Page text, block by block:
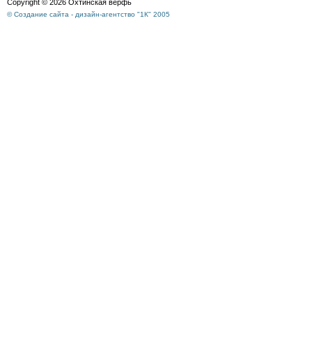
Copyright © 2026 Охтинская верфь
© Создание сайта - дизайн-агентство "1К" 2005